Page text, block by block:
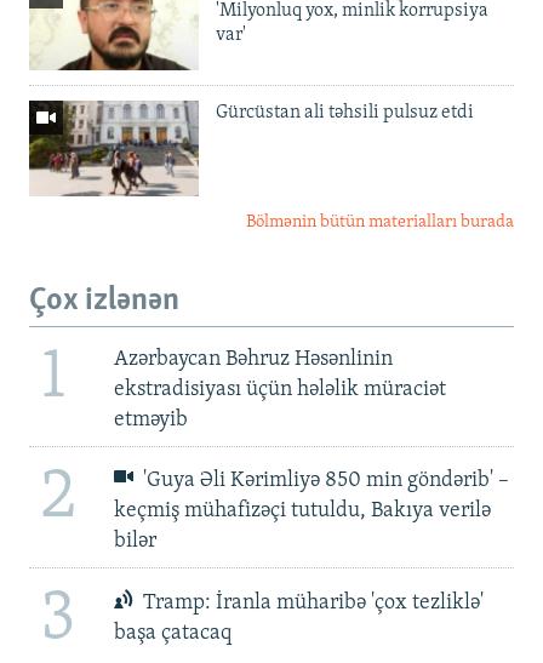
'Milyonluq yox, minlik korrupsiya
var'
Gürcüstan ali təhsili pulsuz etdi
Bölmənin bütün materialları burada
Çox izlənən
1
Azərbaycan Bəhruz Həsənlinin
ekstradisiyası üçün hələlik müraciət
etməyib
2
'Guya Əli Kərimliyə 850 min göndərib' –
keçmiş mühafizəçi tutuldu, Bakıya verilə
bilər
3
Tramp: İranla müharibə 'çox tezliklə'
başa çatacaq